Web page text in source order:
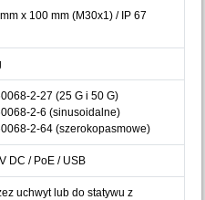
x 100 mm (M30x1) / IP 67
2-27 (25 G i 50 G)
2-6 (sinusoidalne)
2-64 (szerokopasmowe)
DC / PoE / USB
uchwyt lub do statywu z